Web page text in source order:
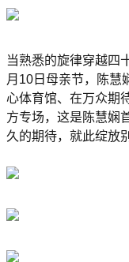
当熟悉的旋律穿越四
月10日母亲节，陈慧
心体育馆、在万众期
方专场，这是陈慧娴
久的期待，就此绽放